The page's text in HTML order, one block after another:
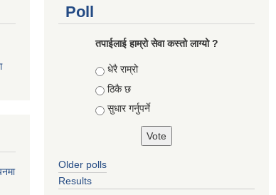
Poll
तपाईलाई हाम्रो सेवा कस्तो लाग्यो ?
Choices
धेरै राम्रो
ठिकै छ
सुधार गर्नुपर्ने
Older polls
Results